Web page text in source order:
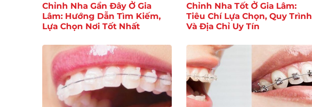
Chỉnh Nha Gần Đây Ở Gia
Lâm: Hướng Dẫn Tìm Kiếm,
Lựa Chọn Nơi Tốt Nhất
Chỉnh Nha Tốt Ở Gia Lâm:
Tiêu Chí Lựa Chọn, Quy Trình
Và Địa Chỉ Uy Tín